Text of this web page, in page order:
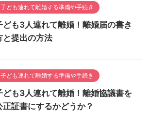
子ども連れて離婚する準備や手続き
ども3人連れて離婚！離婚届の書き
と提出の方法
子ども連れて離婚する準備や手続き
ども3人連れて離婚！離婚協議書を
正証書にするかどうか？